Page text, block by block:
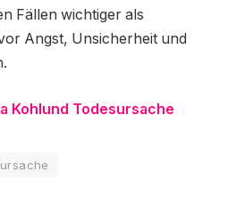
Fällen wichtiger als
Angst, Unsicherheit und
Kohlund Todesursache